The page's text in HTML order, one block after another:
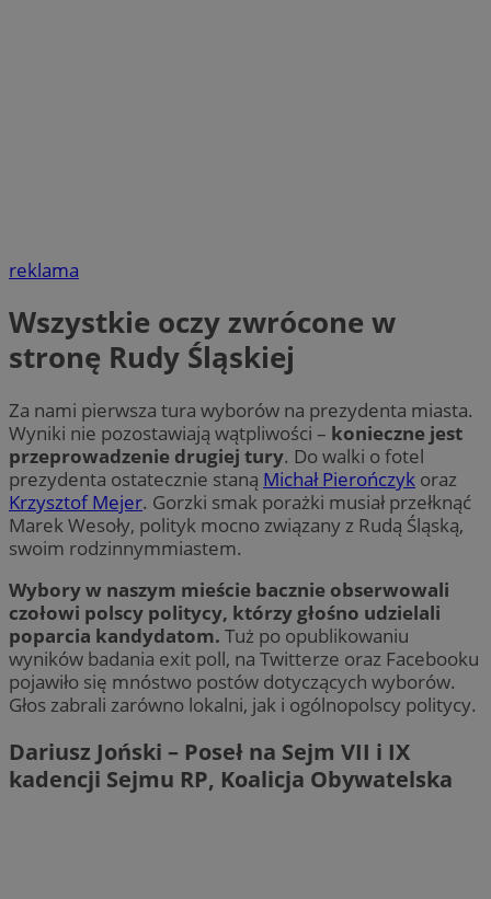
reklama
Wszystkie oczy zwrócone w
stronę Rudy Śląskiej
Za nami pierwsza tura wyborów na prezydenta miasta.
Wyniki nie pozostawiają wątpliwości – konieczne jest
przeprowadzenie drugiej tury. Do walki o fotel
prezydenta ostatecznie staną Michał Pierończyk oraz
Krzysztof Mejer. Gorzki smak porażki musiał przełknąć
Marek Wesoły, polityk mocno związany z Rudą Śląską,
swoim rodzinnymmiastem.
Wybory w naszym mieście bacznie obserwowali
czołowi polscy politycy, którzy głośno udzielali
poparcia kandydatom. Tuż po opublikowaniu
wyników badania exit poll, na Twitterze oraz Facebooku
pojawiło się mnóstwo postów dotyczących wyborów.
Głos zabrali zarówno lokalni, jak i ogólnopolscy politycy.
Dariusz Joński – Poseł na Sejm VII i IX
kadencji Sejmu RP, Koalicja Obywatelska